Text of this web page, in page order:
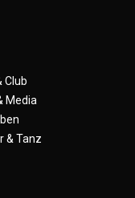
Club
Media
& Tanz